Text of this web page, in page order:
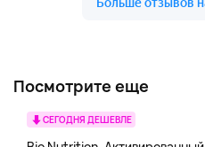
Посмотрите еще
СЕГОДНЯ ДЕШЕВЛЕ